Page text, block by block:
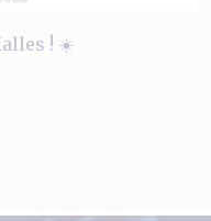
! ☀️